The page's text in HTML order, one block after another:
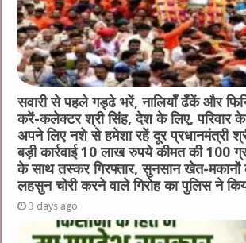
सवारी से पहले गड्ढे भरें, नालियाँ ढँकें और
करें-कलेक्टर श्री सिंह, देश के लिए, परिवार
अपने लिए नशे से हमेशा रहें दूर प्रधानमंत्री
बड़ी कार्रवाई 10 लाख रुपये कीमत की 100
के साथ तस्कर गिरफ्तार, सुनसान खेत-मकानों
लहसुन चोरी करने वाले गिरोह का पुलिस ने
3 days ago